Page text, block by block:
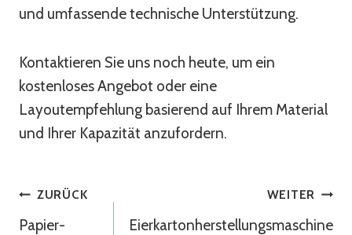
und umfassende technische Unterstützung.
Kontaktieren Sie uns noch heute, um ein
kostenloses Angebot oder eine
Layoutempfehlung basierend auf Ihrem Material
und Ihrer Kapazität anzufordern.
Beitragsnavigation
ZURÜCK
Papier-
WEITER
Eierkartonherstellungsmaschine